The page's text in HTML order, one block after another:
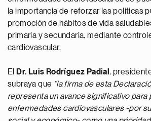
la importancia de reforzar las políticas
promoción de hábitos de vida
primaria y secundaria, mediante
cardiovascular.
El Dr. Luis Rodríguez Padial,
subraya que “la firma de esta
representa un avance significativo para
enfermedades cardiovasculares -por